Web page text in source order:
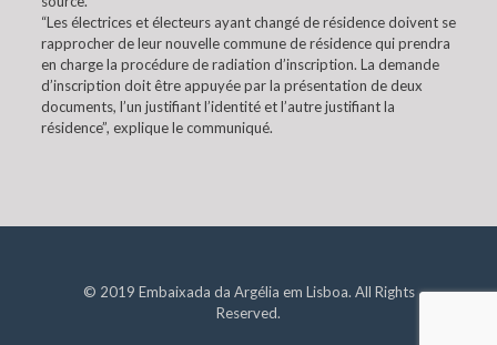
“Les électrices et électeurs ayant changé de résidence doivent se
rapprocher de leur nouvelle commune de résidence qui prendra
en charge la procédure de radiation d’inscription. La demande
d’inscription doit être appuyée par la présentation de deux
documents, l’un justifiant l’identité et l’autre justifiant la
résidence”, explique le communiqué.
© 2019 Embaixada da Argélia em Lisboa. All Rights
Reserved.